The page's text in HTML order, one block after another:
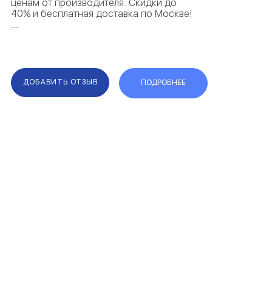
ценам от производителя. Скидки до
40% и бесплатная доставка по Москве!
ДОБАВИТЬ ОТЗЫВ ПОДРОБНЕЕ